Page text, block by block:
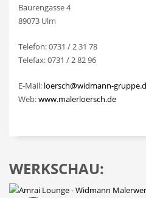
Baurengasse 4
89073 Ulm
Telefon: 0731 / 2 31 78
Telefax: 0731 / 2 82 96
E-Mail: loersch@widmann-
Web:www.malerloersch.de
WERKSCHAU: